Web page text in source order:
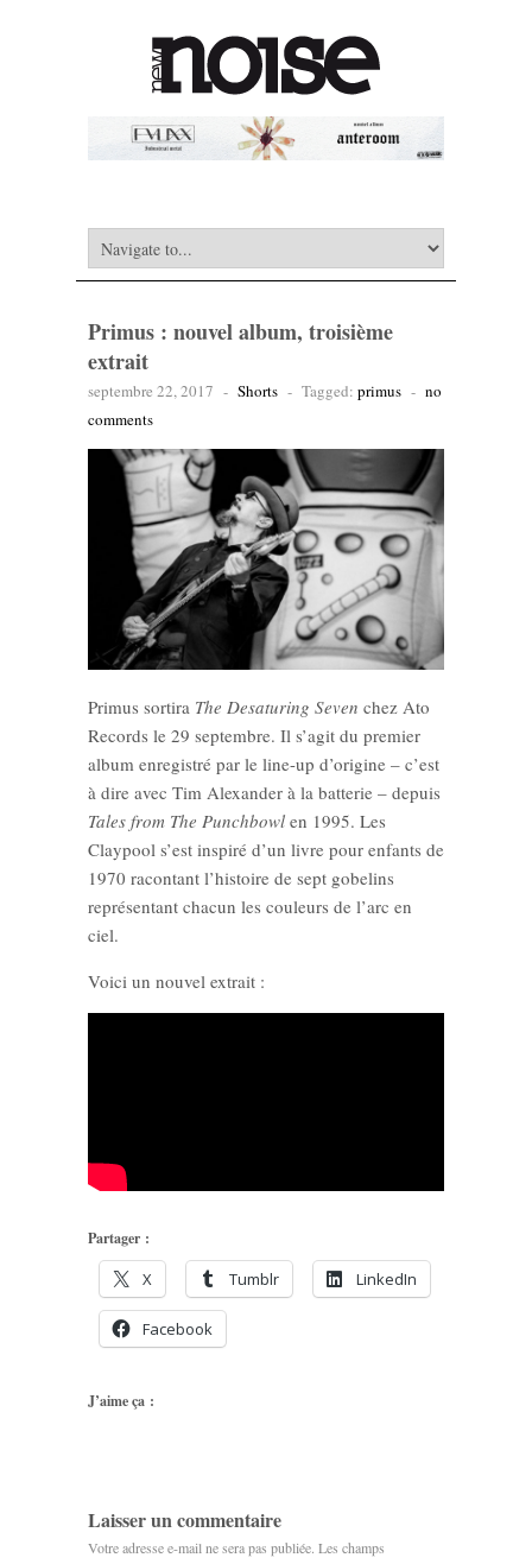
Primus : nouvel album, troisième
extrait
septembre 22, 2017 - Shorts - Tagged: primus - no
comments
Primus sortira The Desaturing Seven chez Ato
Records le 29 septembre. Il s’agit du premier
album enregistré par le line-up d’origine – c’est
à dire avec Tim Alexander à la batterie – depuis
Tales from The Punchbowl en 1995. Les
Claypool s’est inspiré d’un livre pour enfants de
1970 racontant l’histoire de sept gobelins
représentant chacun les couleurs de l’arc en
ciel.
Voici un nouvel extrait :
Partager :
X Tumblr LinkedIn
Facebook
J’aime ça :
Laisser un commentaire
Votre adresse e-mail ne sera pas publiée. Les champs